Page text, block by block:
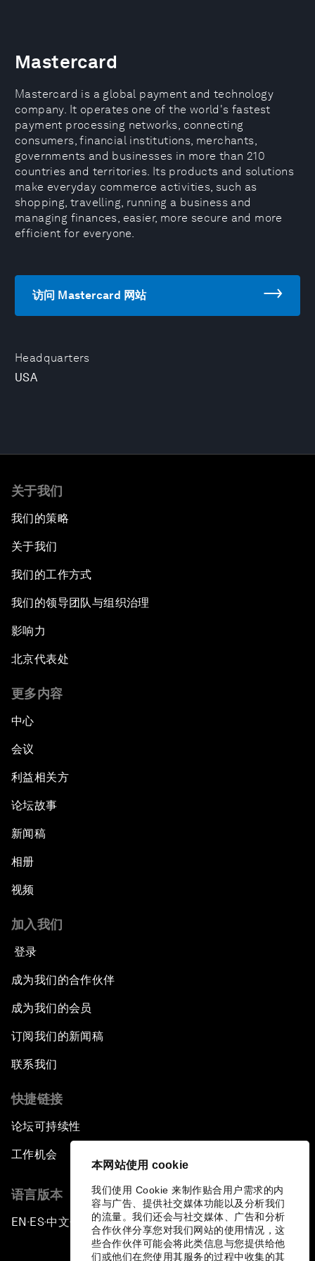
本网站使用 cookie
我们使用 Cookie 来制作贴合用户需求的内
容与广告、提供社交媒体功能以及分析我们
的流量。我们还会与社交媒体、广告和分析
合作伙伴分享您对我们网站的使用情况，这
些合作伙伴可能会将此类信息与您提供给他
们或他们在您使用其服务的过程中收集的其
Headquarters
USA
Mastercard
Mastercard is a global payment and technology
company. It operates one of the world's fastest
payment processing networks, connecting
consumers, financial institutions, merchants,
governments and businesses in more than 210
countries and territories. Its products and solutions
make everyday commerce activities, such as
shopping, travelling, running a business and
managing finances, easier, more secure and more
efficient for everyone.
访问 Mastercard 网站
关于我们
我们的策略
关于我们
我们的工作方式
我们的领导团队与组织治理
影响力
北京代表处
更多内容
中心
会议
利益相关方
论坛故事
新闻稿
相册
视频
加入我们
登录
成为我们的合作伙伴
成为我们的会员
订阅我们的新闻稿
联系我们
快捷链接
论坛可持续性
工作机会
语言版本
EN ▪ES▪中文▪ 日本語